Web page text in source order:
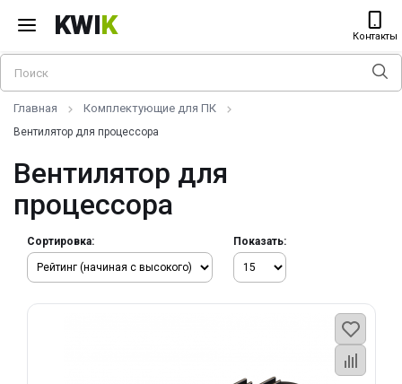
KWIK Контакты
Главная Комплектующие для ПК
Вентилятор для процессора
Вентилятор для
процессора
Сортировка: Показать: